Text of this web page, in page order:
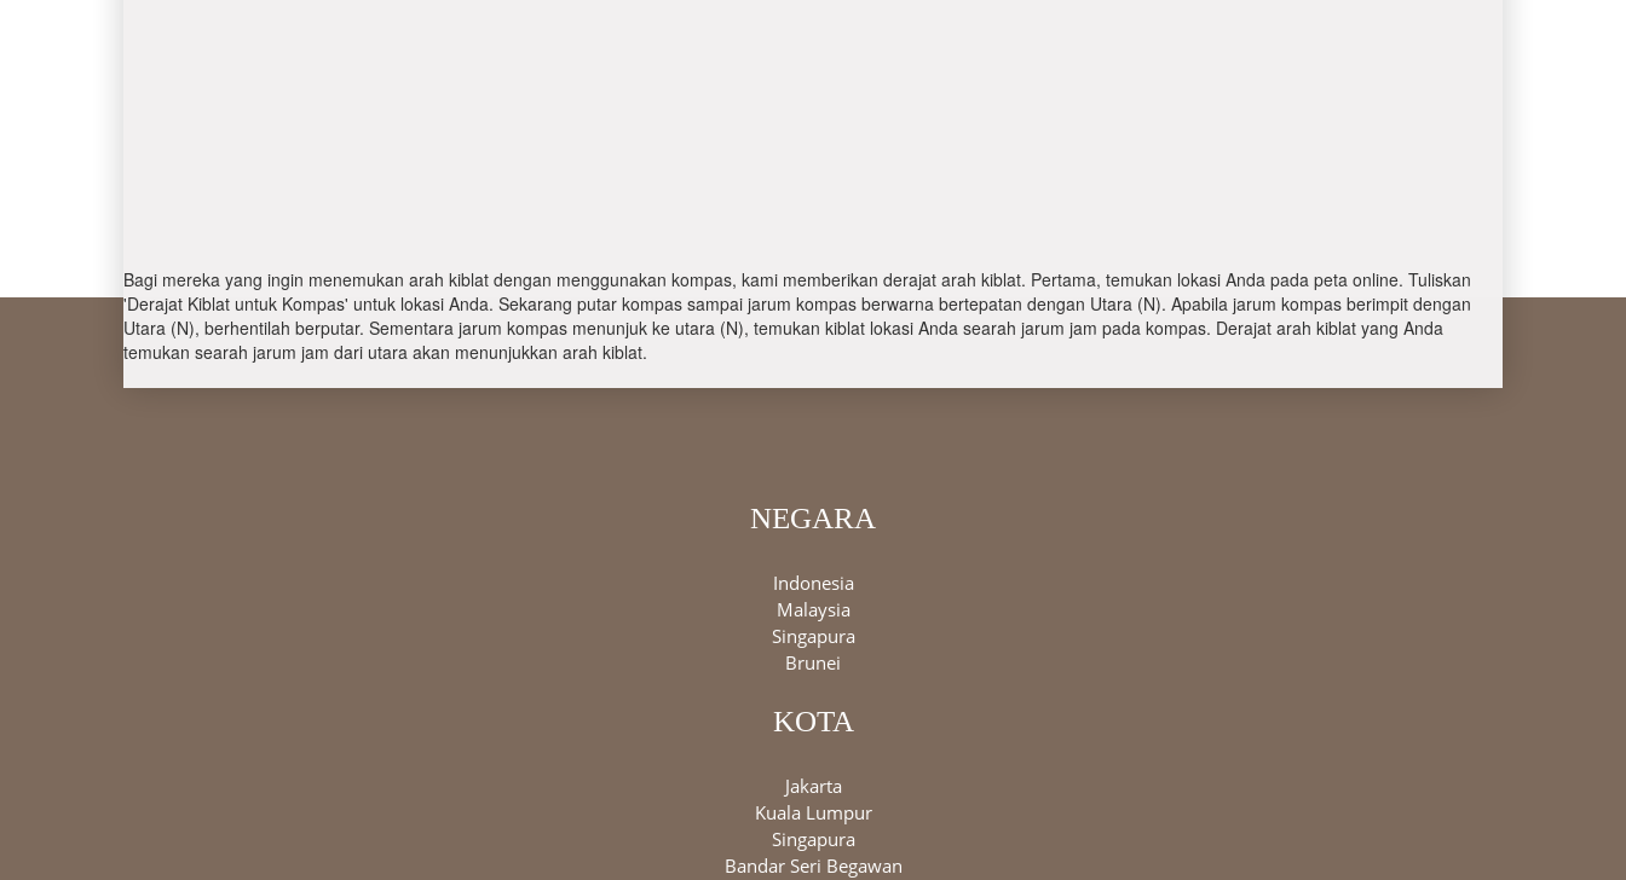
Bagi mereka yang ingin menemukan arah kiblat dengan menggunakan kompas, kami memberikan derajat arah kiblat. Pertama, temukan lokasi Anda pada peta online. Tuliskan
'Derajat Kiblat untuk Kompas' untuk lokasi Anda. Sekarang putar kompas sampai jarum kompas berwarna bertepatan dengan Utara (N). Apabila jarum kompas berimpit dengan
Utara (N), berhentilah berputar. Sementara jarum kompas menunjuk ke utara (N), temukan kiblat lokasi Anda searah jarum jam pada kompas. Derajat arah kiblat yang Anda
temukan searah jarum jam dari utara akan menunjukkan arah kiblat.
NEGARA
Indonesia
Malaysia
Singapura
Brunei
KOTA
Jakarta
Kuala Lumpur
Singapura
Bandar Seri Begawan